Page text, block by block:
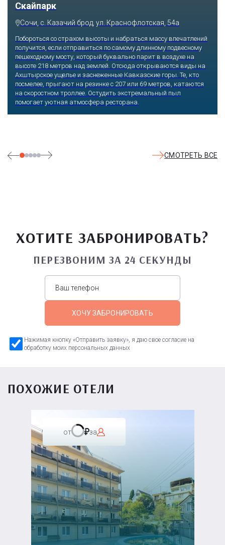
Скайпарк
Сочи, с. Казачий брод, ул. Краснофлотская, 54а
Побороться со страхом высоты и набраться массу впечатлений
получится, если отправиться по самому длинному подвесному
пешеходному мосту, который буквально парит в воздухе на
высоте 218 метров над землей. Отсюда открываются виды на
Ахштырское ущелье и заснеженные Кавказские горы. Те, кто
посмелее, прыгают на резинке с 207 или 69 метров, катаются
на скоростном троллее. Остудить экстремальный пыл
помогает уютная атмосфера ресторана.
СМОТРЕТЬ ВСЕ
ХОТИТЕ ЗАБРОНИРОВАТЬ?
ПЕРЕЗВОНИМ ЗА 24 СЕКУНДЫ
ХОЧУ ЗАБРОНИРОВАТЬ
Нажимая кнопку «Отправить заявку», я даю свое согласие на
обработку моих персональных данных
ПОХОЖИЕ ОТЕЛИ
от за